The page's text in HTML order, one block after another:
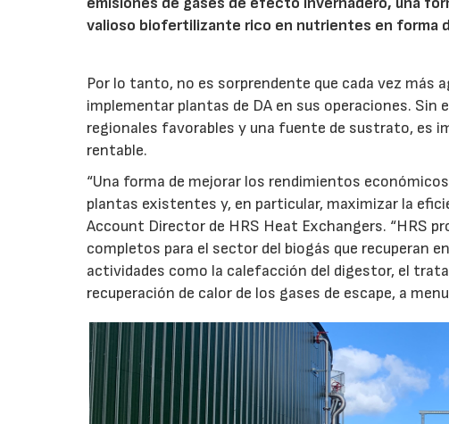
valioso biofertilizante rico en nutrientes en forma
Por lo tanto, no es sorprendente que cada vez más
implementar plantas de DA en sus operaciones.
regionales favorables y una fuente de sustrato, es
rentable.
“Una forma de mejorar los rendimientos
plantas existentes y, en particular, maximizar la
Account Director de HRS Heat Exchangers. “HRS
completos para el sector del biogás que recuperan
actividades como la calefacción del digestor, el
recuperación de calor de los gases de escape, a